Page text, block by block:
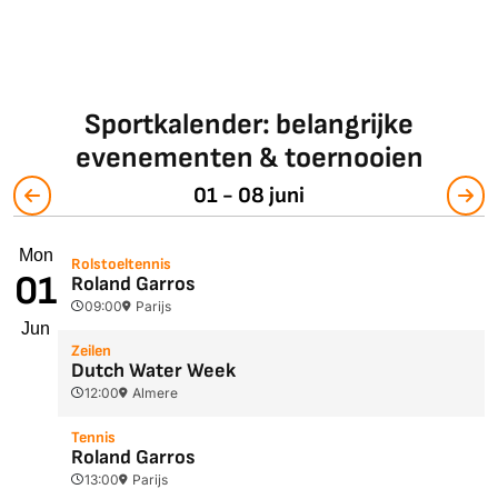
Sportkalender: belangrijke
evenementen & toernooien
01 - 08 juni
Mon
01
Jun
Rolstoeltennis
Roland Garros
09:00 Parijs
Zeilen
Dutch Water Week
12:00 Almere
Tennis
Roland Garros
13:00 Parijs